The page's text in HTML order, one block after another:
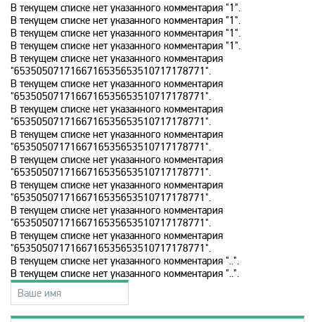
History 2
Hollywood
ICTV
ID Xtra
Kazakh TV KZ
KazSport
MTV 00s
В текущем списке нет указанного комментария "1".
В текущем списке нет указанного комментария "1".
В текущем списке нет указанного комментария "1".
В текущем списке нет указанного комментария "1".
В текущем списке нет указанного комментария
"6535050717166716535653510717178771".
В текущем списке нет указанного комментария
"6535050717166716535653510717178771".
В текущем списке нет указанного комментария
"6535050717166716535653510717178771".
В текущем списке нет указанного комментария
"6535050717166716535653510717178771".
В текущем списке нет указанного комментария
"6535050717166716535653510717178771".
В текущем списке нет указанного комментария
"6535050717166716535653510717178771".
В текущем списке нет указанного комментария
"6535050717166716535653510717178771".
В текущем списке нет указанного комментария
"6535050717166716535653510717178771".
В текущем списке нет указанного комментария "..".
В текущем списке нет указанного комментария "..".